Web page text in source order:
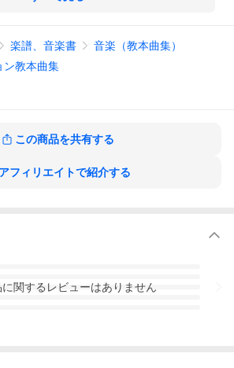
楽譜、音楽書
音楽（教本曲集）
ン教本曲集
この商品を共有する
アフィリエイトで紹介する
に関するレビューはありません